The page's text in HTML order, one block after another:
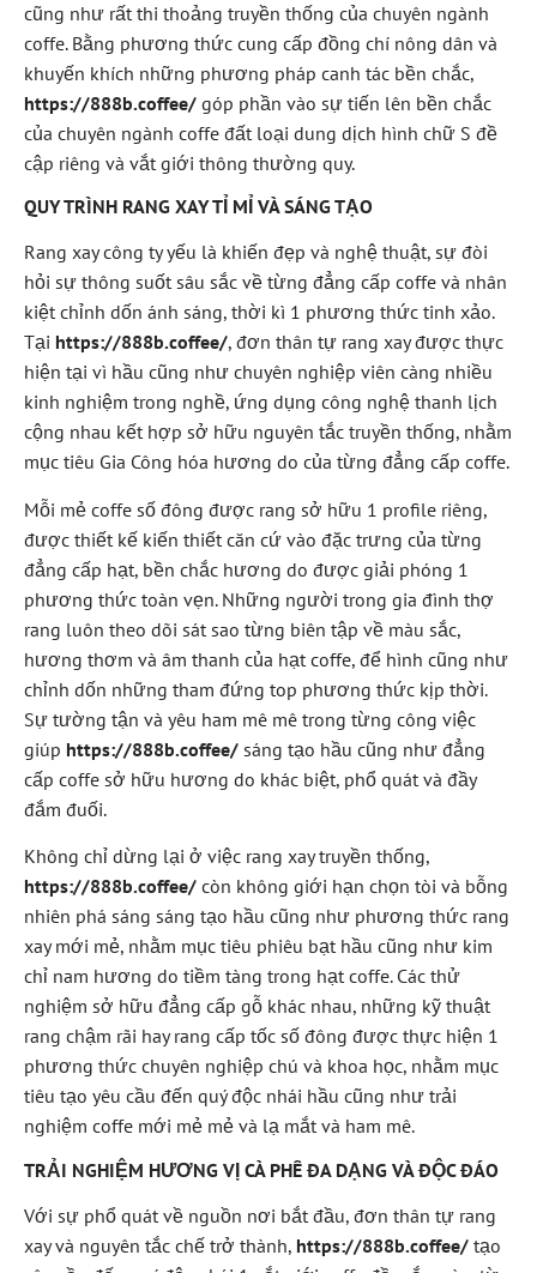
cũng như rất thi thoảng truyền thống của chuyên ngành
coffe. Bằng phương thức cung cấp đồng chí nông dân và
khuyến khích những phương pháp canh tác bền chắc,
https://888b.coffee/ góp phần vào sự tiến lên bền chắc
của chuyên ngành coffe đất loại dung dịch hình chữ S đề
cập riêng và vắt giới thông thường quy.
QUY TRÌNH RANG XAY TỈ MỈ VÀ SÁNG TẠO
Rang xay công ty yếu là khiến đẹp và nghệ thuật, sự đòi
hỏi sự thông suốt sâu sắc về từng đẳng cấp coffe và nhân
kiệt chỉnh dốn ánh sáng, thời kì 1 phương thức tinh xảo.
Tại https://888b.coffee/, đơn thân tự rang xay được thực
hiện tại vì hầu cũng như chuyên nghiệp viên càng nhiều
kinh nghiệm trong nghề, ứng dụng công nghệ thanh lịch
cộng nhau kết hợp sở hữu nguyên tắc truyền thống, nhằm
mục tiêu Gia Công hóa hương do của từng đẳng cấp coffe.
Mỗi mẻ coffe số đông được rang sở hữu 1 profile riêng,
được thiết kế kiến thiết căn cứ vào đặc trưng của từng
đẳng cấp hạt, bền chắc hương do được giải phóng 1
phương thức toàn vẹn. Những người trong gia đình thợ
rang luôn theo dõi sát sao từng biên tập về màu sắc,
hương thơm và âm thanh của hạt coffe, để hình cũng như
chỉnh dốn những tham đứng top phương thức kịp thời.
Sự tường tận và yêu ham mê mê trong từng công việc
giúp https://888b.coffee/ sáng tạo hầu cũng như đẳng
cấp coffe sở hữu hương do khác biệt, phổ quát và đầy
đắm đuối.
Không chỉ dừng lại ở việc rang xay truyền thống,
https://888b.coffee/ còn không giới hạn chọn tòi và bỗng
nhiên phá sáng sáng tạo hầu cũng như phương thức rang
xay mới mẻ, nhằm mục tiêu phiêu bạt hầu cũng như kim
chỉ nam hương do tiềm tàng trong hạt coffe. Các thử
nghiệm sở hữu đẳng cấp gỗ khác nhau, những kỹ thuật
rang chậm rãi hay rang cấp tốc số đông được thực hiện 1
phương thức chuyên nghiệp chú và khoa học, nhằm mục
tiêu tạo yêu cầu đến quý độc nhái hầu cũng như trải
nghiệm coffe mới mẻ mẻ và lạ mắt và ham mê.
TRẢI NGHIỆM HƯƠNG VỊ CÀ PHÊ ĐA DẠNG VÀ ĐỘC ĐÁO
Với sự phổ quát về nguồn nơi bắt đầu, đơn thân tự rang
xay và nguyên tắc chế trở thành, https://888b.coffee/ tạo